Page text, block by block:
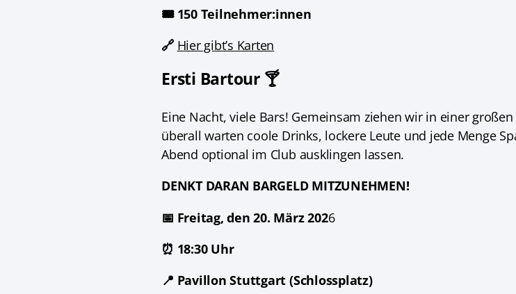
🎟️ 150 Teilnehmer:innen
🔗 Hier gibt’s Karten
Ersti Bartour 🍸
Eine Nacht, viele Bars! Gemeinsam ziehen wir in einer
überall warten coole Drinks, lockere Leute und jede Menge
Abend optional im Club ausklingen lassen.
DENKT DARAN BARGELD MITZUNEHMEN!
📅 Freitag, den 20. März 2026
⏰ 18:30 Uhr
📍 Pavillon Stuttgart (Schlossplatz)